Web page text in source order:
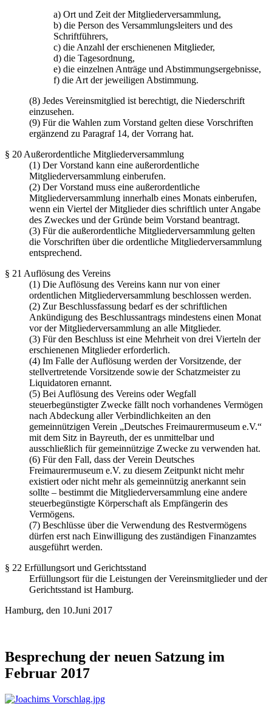
a) Ort und Zeit der Mitgliederversammlung,
b) die Person des Versammlungsleiters und des
Schriftführers,
c) die Anzahl der erschienenen Mitglieder,
d) die Tagesordnung,
e) die einzelnen Anträge und Abstimmungsergebnisse,
f) die Art der jeweiligen Abstimmung.
(8) Jedes Vereinsmitglied ist berechtigt, die Niederschrift
einzusehen.
(9) Für die Wahlen zum Vorstand gelten diese Vorschriften
ergänzend zu Paragraf 14, der Vorrang hat.
§ 20 Außerordentliche Mitgliederversammlung
(1) Der Vorstand kann eine außerordentliche
Mitgliederversammlung einberufen.
(2) Der Vorstand muss eine außerordentliche
Mitgliederversammlung innerhalb eines Monats einberufen,
wenn ein Viertel der Mitglieder dies schriftlich unter Angabe
des Zweckes und der Gründe beim Vorstand beantragt.
(3) Für die außerordentliche Mitgliederversammlung gelten
die Vorschriften über die ordentliche Mitgliederversammlung
entsprechend.
§ 21 Auflösung des Vereins
(1) Die Auflösung des Vereins kann nur von einer
ordentlichen Mitgliederversammlung beschlossen werden.
(2) Zur Beschlussfassung bedarf es der schriftlichen
Ankündigung des Beschlussantrags mindestens einen Monat
vor der Mitgliederversammlung an alle Mitglieder.
(3) Für den Beschluss ist eine Mehrheit von drei Vierteln der
erschienenen Mitglieder erforderlich.
(4) Im Falle der Auflösung werden der Vorsitzende, der
stellvertretende Vorsitzende sowie der Schatzmeister zu
Liquidatoren ernannt.
(5) Bei Auflösung des Vereins oder Wegfall
steuerbegünstigter Zwecke fällt noch vorhandenes Vermögen
nach Abdeckung aller Verbindlichkeiten an den
gemeinnützigen Verein „Deutsches Freimaurermuseum e.V.“
mit dem Sitz in Bayreuth, der es unmittelbar und
ausschließlich für gemeinnützige Zwecke zu verwenden hat.
(6) Für den Fall, dass der Verein Deutsches
Freimaurermuseum e.V. zu diesem Zeitpunkt nicht mehr
existiert oder nicht mehr als gemeinnützig anerkannt sein
sollte – bestimmt die Mitgliederversammlung eine andere
steuerbegünstigte Körperschaft als Empfängerin des
Vermögens.
(7) Beschlüsse über die Verwendung des Restvermögens
dürfen erst nach Einwilligung des zuständigen Finanzamtes
ausgeführt werden.
§ 22 Erfüllungsort und Gerichtsstand
Erfüllungsort für die Leistungen der Vereinsmitglieder und der
Gerichtsstand ist Hamburg.
Hamburg, den 10.Juni 2017
Besprechung der neuen Satzung im
Februar 2017